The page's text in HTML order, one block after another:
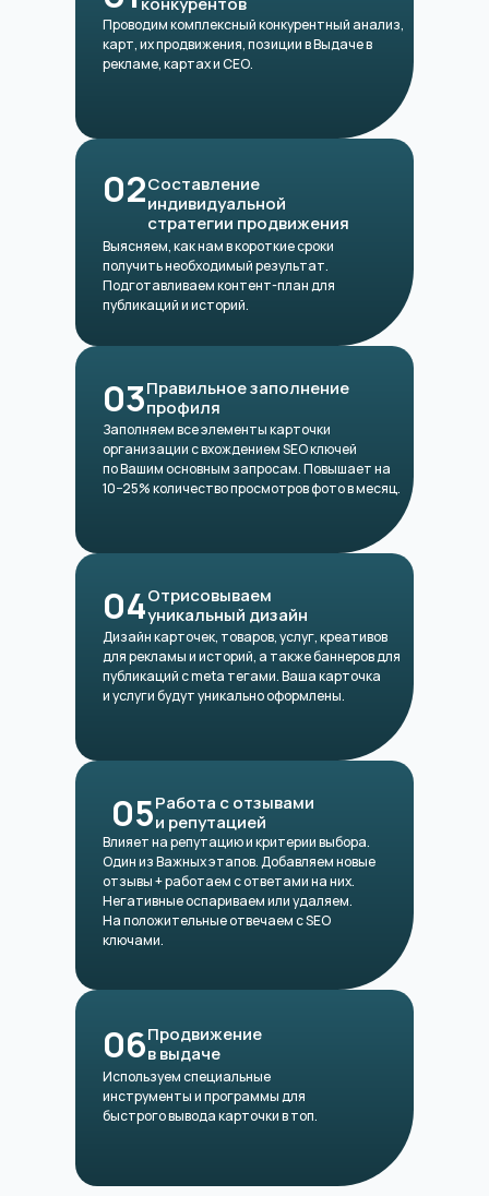
Проводим комплексный конкурентный анализ,
карт, их продвижения, позиции в Выдаче в
рекламе, картах и СЕО.
02Составление
индивидуальной
стратегии продвижения
Выясняем, как нам в короткие сроки
получить необходимый результат.
Подготавливаем контент-план для
публикаций и историй.
03Правильное заполнение
профиля
Заполняем все элементы карточки
организации с вхождением SEO ключей
по Вашим основным запросам. Повышает на
10−25% количество просмотров фото в месяц.
04Отрисовываем
уникальный дизайн
Дизайн карточек, товаров, услуг, креативов
для рекламы и историй, а также баннеров для
публикаций с meta тегами. Ваша карточка
и услуги будут уникально оформлены.
05Работа с отзывами
и репутацией
Влияет на репутацию и критерии выбора.
Один из Важных этапов. Добавляем новые
отзывы + работаем с ответами на них.
Негативные оспариваем или удаляем.
На положительные отвечаем с SEO
ключами.
06Продвижение
в выдаче
Используем специальные
инструменты и программы для
быстрого вывода карточки в топ.